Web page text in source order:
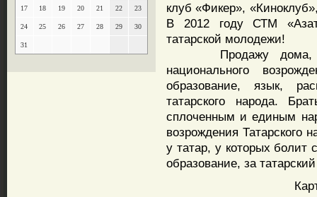
17 18 19 20 21 22 23
24 25 26 27 28 29 30
31
клуб «Фикер»,
В 2012 году СТМ
татарской молодежи!
Продажу дома,
национального
образование, язык,
татарского народа.
сплоченным и единым
возрождения
у татар, у которых болит
образование, за